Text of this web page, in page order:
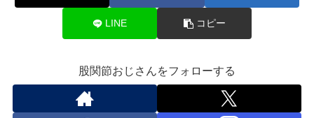
LINE コピー
股関節おじさんをフォローする